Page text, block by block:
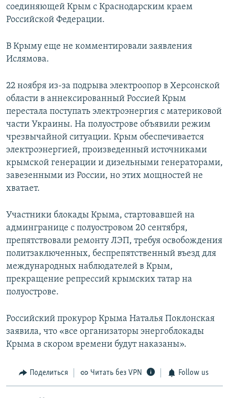
соединяющей Крым с Краснодарским краем
Российской Федерации.
В Крыму еще не комментировали заявления
Ислямова.
22 ноября из-за подрыва электроопор в Херсонской
области в аннексированный Россией Крым
перестала поступать электроэнергия с материковой
части Украины. На полуострове объявили режим
чрезвычайной ситуации. Крым обеспечивается
электроэнергией, произведенный источниками
крымской генерации и дизельными генераторами,
завезенными из России, но этих мощностей не
хватает.
Участники блокады Крыма, стартовавшей на
админгранице с полуостровом 20 сентября,
препятствовали ремонту ЛЭП, требуя освобождения
политзаключенных, беспрепятственный въезд для
международных наблюдателей в Крым,
прекращение репрессий крымских татар на
полуострове.
Российский прокурор Крыма Наталья Поклонская
заявила, что «все организаторы энергоблокады
Крыма в скором времени будут наказаны».
Поделиться Читать без VPN Follow us